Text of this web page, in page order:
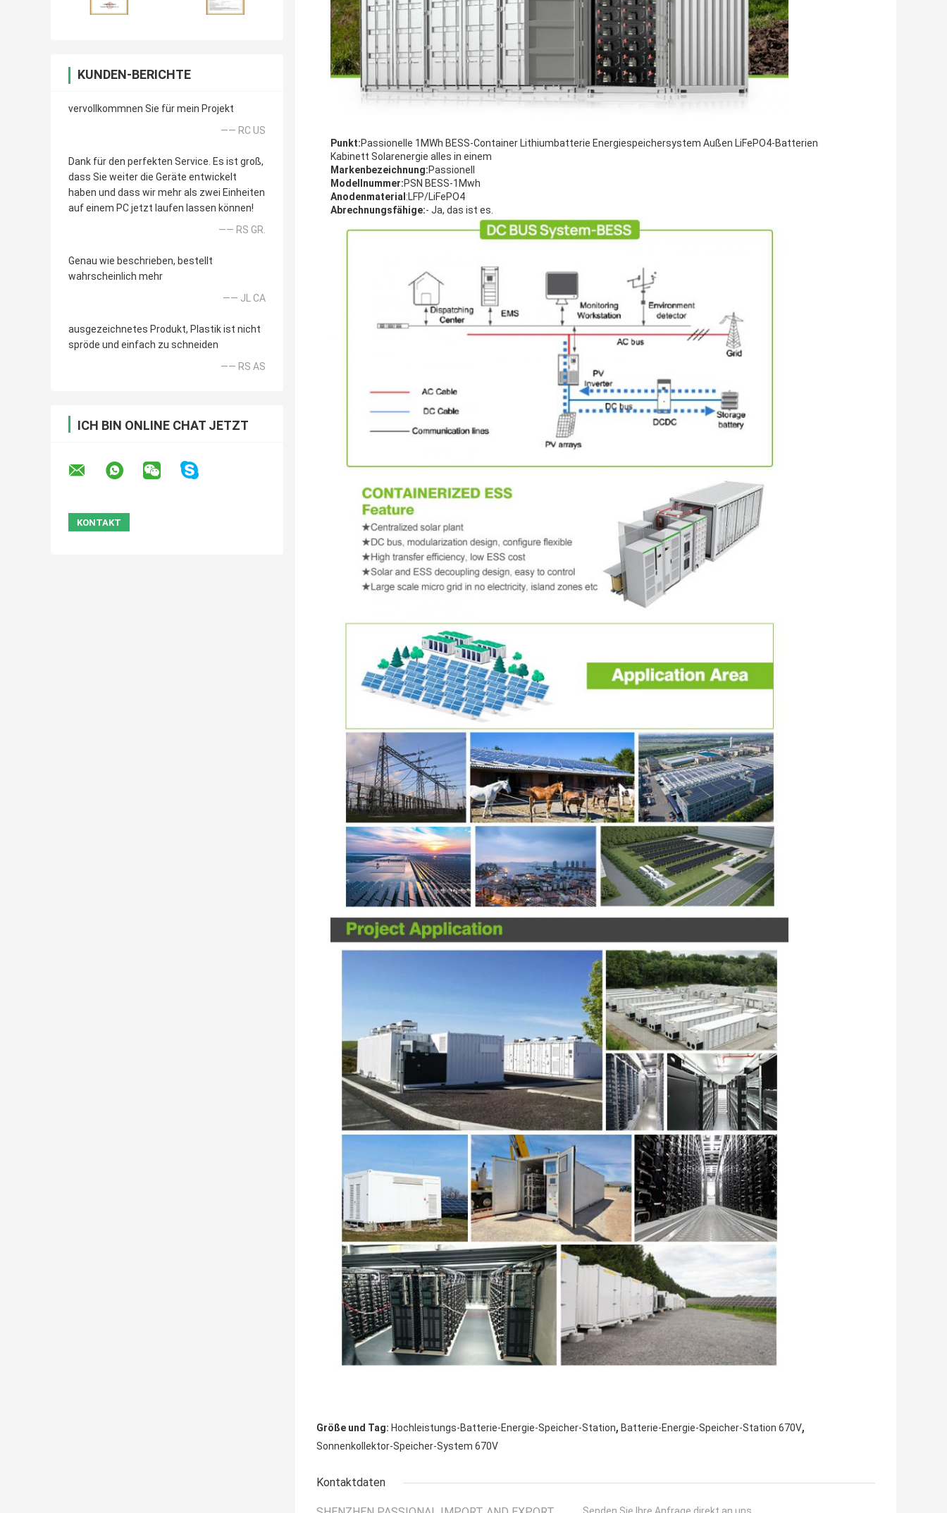
KUNDEN-BERICHTE
vervollkommnen Sie für mein Projekt
—— RC US
Dank für den perfekten Service. Es ist groß,
dass Sie weiter die Geräte entwickelt
haben und dass wir mehr als zwei Einheiten
auf einem PC jetzt laufen lassen können!
—— RS GR.
Genau wie beschrieben, bestellt
wahrscheinlich mehr
—— JL CA
ausgezeichnetes Produkt, Plastik ist nicht
spröde und einfach zu schneiden
—— RS AS
ICH BIN ONLINE CHAT JETZT
Punkt:Passionelle 1MWh BESS-Container Lithiumbatterie Energiespeichersystem Außen LiFePO4-Batterien
Kabinett Solarenergie alles in einem
Markenbezeichnung:Passionell
Modellnummer:PSN BESS-1Mwh
Anodenmaterial :LFP/LiFePO4
Abrechnungsfähige:- Ja, das ist es.
Größe und Tag: Hochleistungs-Batterie-Energie-Speicher-Station, Batterie-Energie-Speicher-Station 670V,
Sonnenkollektor-Speicher-System 670V
Kontaktdaten